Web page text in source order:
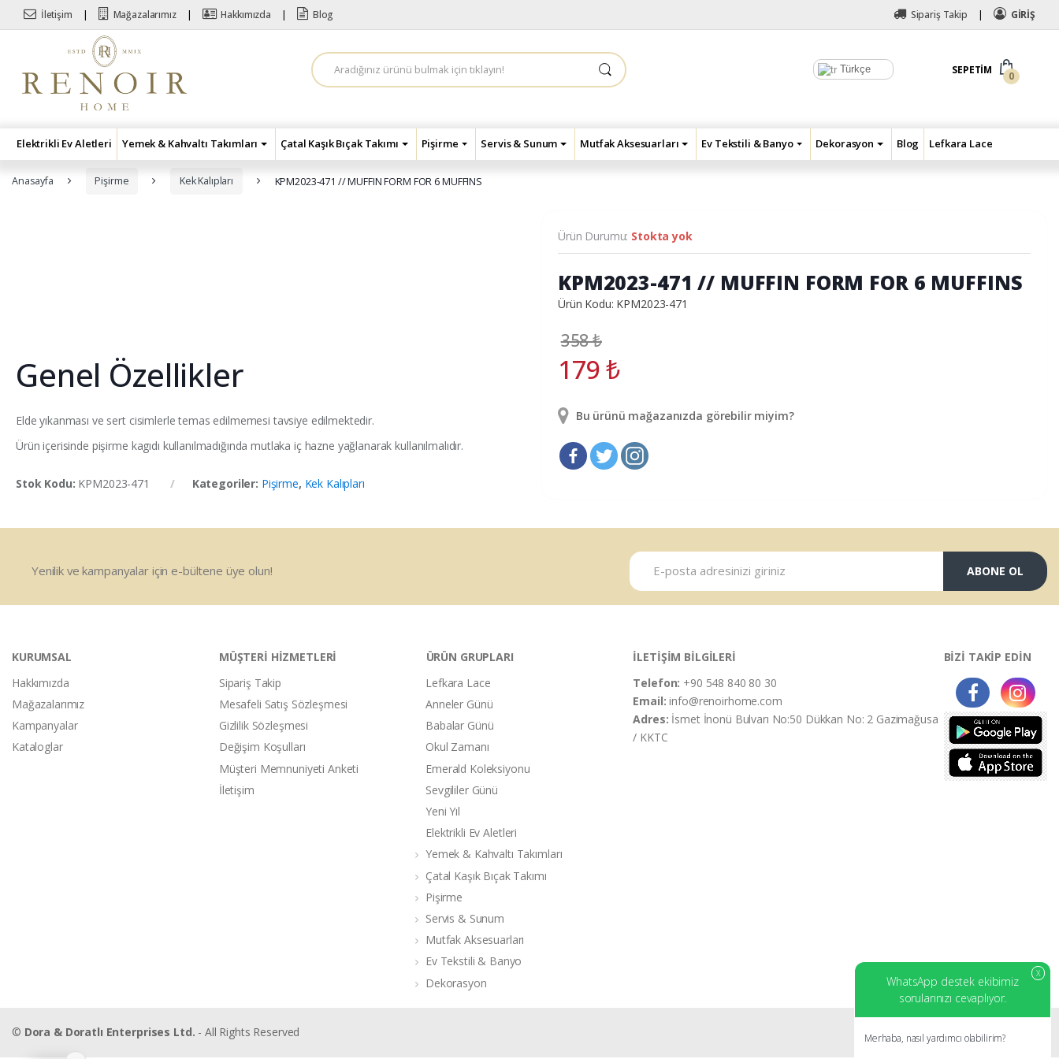
Skip to navigation
Skip to content
İletişim Mağazalarımız Hakkımızda Blog Sipariş Takip GİRİŞ
Türkçe
A
r
a
SEPETIM
0
Elektrikli Ev Aletleri Yemek & Kahvaltı Takımları Çatal Kaşık Bıçak Takımı Pişirme Servis & Sunum Mutfak Aksesuarları Ev Tekstili & Banyo Dekorasyon Blog Lefkara Lace
Anasayfa Pişirme Kek Kalıpları KPM2023-471 // MUFFIN FORM FOR 6 MUFFINS
Genel Özellikler
Elde yıkanması ve sert cisimlerle temas edilmemesi tavsiye edilmektedir.
Ürün içerisinde pişirme kagıdı kullanılmadığında mutlaka iç hazne yağlanarak kullanılmalıdır.
Stok Kodu: KPM2023-471 Kategoriler: Pişirme, Kek Kalıpları
Ürün Durumu: Stokta yok
KPM2023-471 // MUFFIN FORM FOR 6 MUFFINS
Ürün Kodu: KPM2023-471
358₺
179₺
Bu ürünü mağazanızda görebilir miyim?
Yenilik ve kampanyalar için e-bültene üye olun! ABONE OL
KURUMSAL
Hakkımızda
Mağazalarımız
Kampanyalar
Kataloglar
MÜŞTERİ HİZMETLERİ
Sipariş Takip
Mesafeli Satış Sözleşmesi
Gizlilik Sözleşmesi
Değişim Koşulları
Müşteri Memnuniyeti Anketi
İletişim
ÜRÜN GRUPLARI
Lefkara Lace
Anneler Günü
Babalar Günü
Okul Zamanı
Emerald Koleksiyonu
Sevgililer Günü
Yeni Yıl
Elektrikli Ev Aletleri
Yemek & Kahvaltı Takımları
Çatal Kaşık Bıçak Takımı
Pişirme
Servis & Sunum
Mutfak Aksesuarları
Ev Tekstili & Banyo
Dekorasyon
İLETİŞİM BİLGİLERİ
Telefon: +90 548 840 80 30
Email:info@renoirhome.com
Adres: İsmet İnonü Bulvarı No:50 Dükkan No: 2 Gazimağusa
/ KKTC
BİZİ TAKİP EDİN
© Dora & Doratlı Enterprises Ltd. - All Rights Reserved
X
WhatsApp destek ekibimiz
sorularınızı cevaplıyor.
Merhaba, nasıl yardımcı olabilirim?